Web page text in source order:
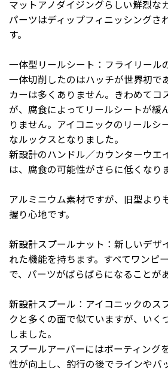
マットアノダイジングらしい鮮烈な
パーツはディップフィニッシングさ
す。
一体型リールシート：フライリール
一体切削したのはハッチが世界初で
カーは多くありません。きわめてコ
が、腐食によってリールシートが緩
りません。アイコニックのリールシ
なルックスとなりました。
新設計のハンドル／カウンターウエ
は、腐食の可能性がさらに低くなり
アルミニウム素材ですが、旧型より
握り心地です。
新設計スプールナット：新しいデザ
れた機能を持ちます。すべてワンピ
で、パーツがばらばらになることが
新設計スプール：アイコニックのス
クと多くの面で似ていますが、いく
しました。
スプールアーバーにはポーティング
性が向上し、釣行の後でラインやバ